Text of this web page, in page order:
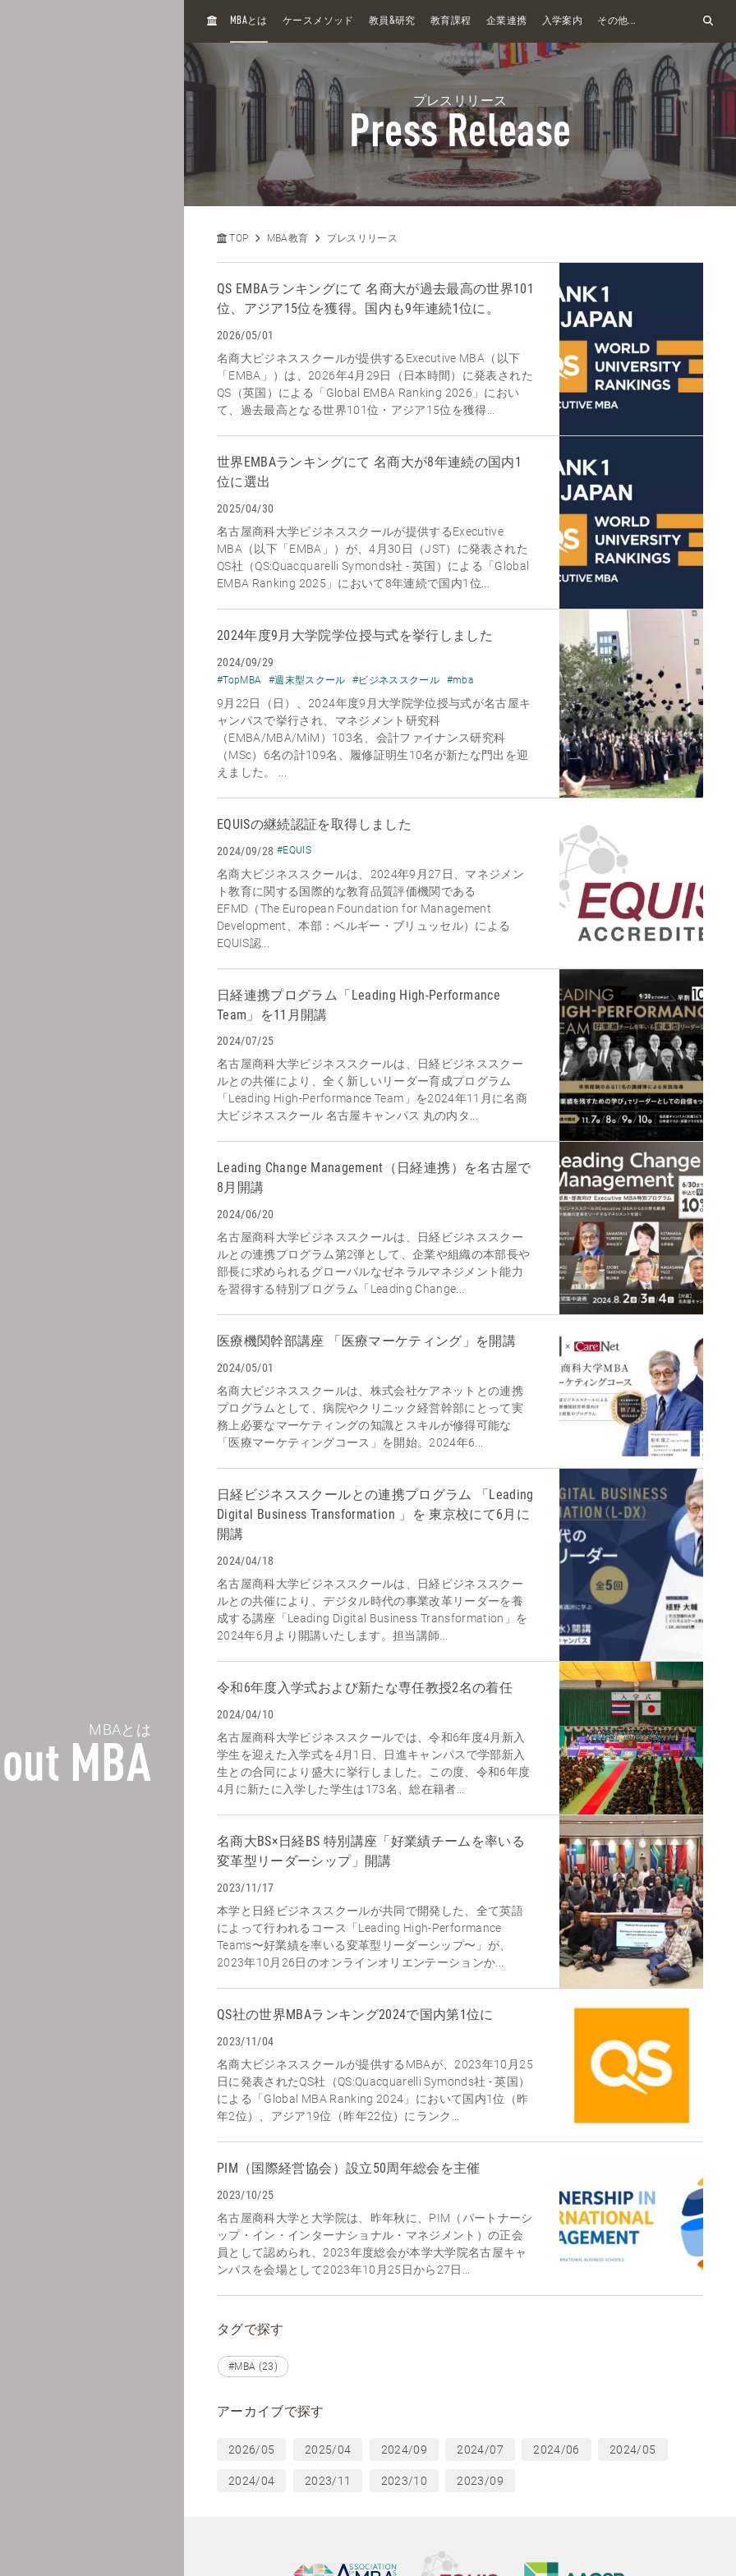
MBAとは
MBA
H
MBAとは ケースメソッド 教員&研究 教育課程 企業連携 入学案内 その他...
プレスリリース
Press Release
TOP MBA教育 プレスリリース
QS EMBAランキングにて 名商大が過去最高の世界101
位、アジア15位を獲得。国内も9年連続1位に。
2026/05/01
名商大ビジネススクールが提供するExecutive MBA（以下
「EMBA」）は、2026年4月29日（日本時間）に発表された
QS（英国）による「Global EMBA Ranking 2026」におい
て、過去最高となる世界101位・アジア15位を獲得...
世界EMBAランキングにて 名商大が8年連続の国内1
位に選出
2025/04/30
名古屋商科大学ビジネススクールが提供するExecutive
MBA（以下「EMBA」）が、4月30日（JST）に発表された
QS社（QS:Quacquarelli Symonds社 - 英国）による「Global
EMBA Ranking 2025」において8年連続で国内1位...
2024年度9月大学院学位授与式を挙行しました
2024/09/29
#TopMBA #週末型スクール #ビジネススクール #mba
9月22日（日）、2024年度9月大学院学位授与式が名古屋キ
ャンパスで挙行され、マネジメント研究科
（EMBA/MBA/MiM）103名、会計ファイナンス研究科
（MSc）6名の計109名、履修証明生10名が新たな門出を迎
えました。 ...
EQUISの継続認証を取得しました
2024/09/28 #EQUIS
名商大ビジネススクールは、2024年9月27日、マネジメン
ト教育に関する国際的な教育品質評価機関である
EFMD（The European Foundation for Management
Development、本部：ベルギー・ブリュッセル）による
EQUIS認...
日経連携プログラム「Leading High-Performance
Team」を11月開講
2024/07/25
名古屋商科大学ビジネススクールは、日経ビジネススクー
ルとの共催により、全く新しいリーダー育成プログラム
「Leading High-Performance Team」を2024年11月に名商
大ビジネススクール 名古屋キャンパス 丸の内タ...
Leading Change Management（日経連携）を名古屋で
8月開講
2024/06/20
名古屋商科大学ビジネススクールは、日経ビジネススクー
ルとの連携プログラム第2弾として、企業や組織の本部長や
部長に求められるグローバルなゼネラルマネジメント能力
を習得する特別プログラム「Leading Change...
医療機関幹部講座 「医療マーケティング」を開講
2024/05/01
名商大ビジネススクールは、株式会社ケアネットとの連携
プログラムとして、病院やクリニック経営幹部にとって実
務上必要なマーケティングの知識とスキルが修得可能な
「医療マーケティングコース」を開始。2024年6...
日経ビジネススクールとの連携プログラム 「Leading
Digital Business Transformation 」を 東京校にて6月に
開講
2024/04/18
名古屋商科大学ビジネススクールは、日経ビジネススクー
ルとの共催により、デジタル時代の事業改革リーダーを養
成する講座「Leading Digital Business Transformation」を
2024年6月より開講いたします。担当講師...
令和6年度入学式および新たな専任教授2名の着任
2024/04/10
名古屋商科大学ビジネススクールでは、令和6年度4月新入
学生を迎えた入学式を4月1日、日進キャンパスで学部新入
生との合同により盛大に挙行しました。この度、令和6年度
4月に新たに入学した学生は173名、総在籍者...
名商大BS×日経BS 特別講座「好業績チームを率いる
変革型リーダーシップ」開講
2023/11/17
本学と日経ビジネススクールが共同で開発した、全て英語
によって行われるコース「Leading High-Performance
Teams〜好業績を率いる変革型リーダーシップ〜」が、
2023年10月26日のオンラインオリエンテーションか...
QS社の世界MBAランキング2024で国内第1位に
2023/11/04
名商大ビジネススクールが提供するMBAが、2023年10月25
日に発表されたQS社（QS:Quacquarelli Symonds社 - 英国）
による「Global MBA Ranking 2024」において国内1位（昨
年2位）、アジア19位（昨年22位）にランク...
PIM（国際経営協会）設立50周年総会を主催
2023/10/25
名古屋商科大学と大学院は、昨年秋に、PIM（パートナーシ
ップ・イン・インターナショナル・マネジメント）の正会
員として認められ、2023年度総会が本学大学院名古屋キャ
ンパスを会場として2023年10月25日から27日...
タグで探す
#MBA (23)
アーカイブで探す
2026/05 2025/04 2024/09 2024/07 2024/06 2024/05
2024/04 2023/11 2023/10 2023/09